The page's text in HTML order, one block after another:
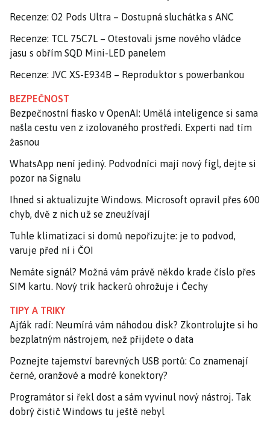
Recenze: O2 Pods Ultra – Dostupná sluchátka s ANC
Recenze: TCL 75C7L – Otestovali jsme nového vládce
jasu s obřím SQD Mini-LED panelem
Recenze: JVC XS-E934B – Reproduktor s powerbankou
BEZPEČNOST
Bezpečnostní fiasko v OpenAI: Umělá inteligence si sama
našla cestu ven z izolovaného prostředí. Experti nad tím
žasnou
WhatsApp není jediný. Podvodníci mají nový fígl, dejte si
pozor na Signalu
Ihned si aktualizujte Windows. Microsoft opravil přes 600
chyb, dvě z nich už se zneužívají
Tuhle klimatizaci si domů nepořizujte: je to podvod,
varuje před ní i ČOI
Nemáte signál? Možná vám právě někdo krade číslo přes
SIM kartu. Nový trik hackerů ohrožuje i Čechy
TIPY A TRIKY
Ajťák radí: Neumírá vám náhodou disk? Zkontrolujte si ho
bezplatným nástrojem, než přijdete o data
Poznejte tajemství barevných USB portů: Co znamenají
černé, oranžové a modré konektory?
Programátor si řekl dost a sám vyvinul nový nástroj. Tak
dobrý čistič Windows tu ještě nebyl